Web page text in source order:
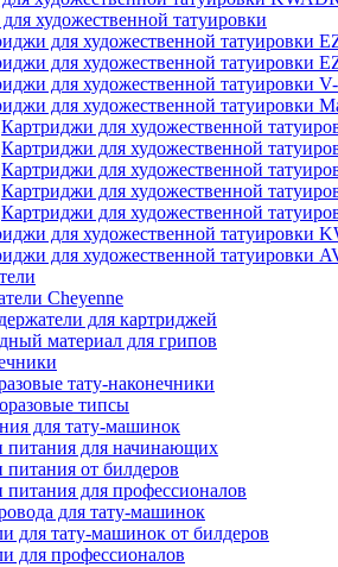
художественной татуировки
для художественной татуировки
для художественной татуировки
для художественной татуировки
для художественной татуировки
Картриджи для художественной
Картриджи для художественной
Картриджи для художественной
Картриджи для художественной
Картриджи для художественной
для художественной татуировки
для художественной татуировки
Cheyenne
для картриджей
материал для грипов
тату-наконечники
типсы
для тату-машинок
питания для начинающих
питания от билдеров
питания для профессионалов
для тату-машинок
для тату-машинок от билдеров
для профессионалов